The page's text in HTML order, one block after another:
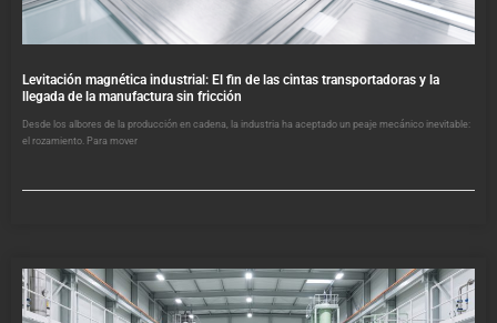
Levitación magnética industrial: El fin de las cintas transportadoras y la
llegada de la manufactura sin fricción
Desde los albores de la producción en cadena, la industria ha aceptado un peaje mecánico inevitable:
el rozamiento. Para mover